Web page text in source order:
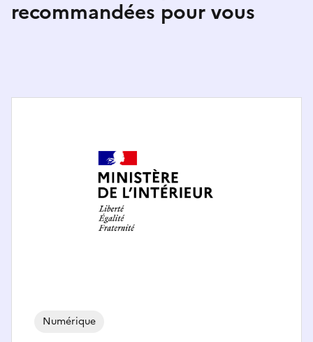
recommandées pour vous
Numérique